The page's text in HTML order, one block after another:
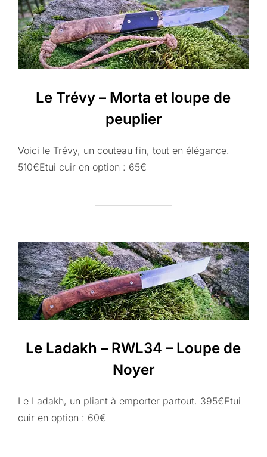
Le Trévy – Morta et loupe de
peuplier
Voici le Trévy, un couteau fin, tout en élégance.
510€Etui cuir en option : 65€
Le Ladakh – RWL34 – Loupe de
Noyer
Le Ladakh, un pliant à emporter partout. 395€Etui
cuir en option : 60€